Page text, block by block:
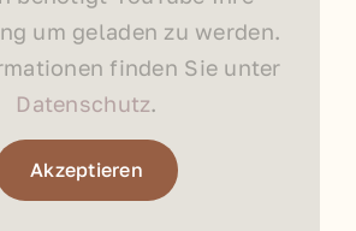
um geladen zu werden.
finden Sie unter
Datenschutz.
Akzeptieren